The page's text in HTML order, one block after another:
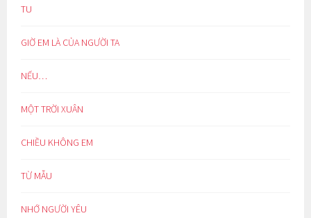
TU
GIỜ EM LÀ CỦA NGƯỜI TA
NẾU…
MỘT TRỜI XUÂN
CHIỀU KHÔNG EM
TỪ MẪU
NHỚ NGƯỜI YÊU